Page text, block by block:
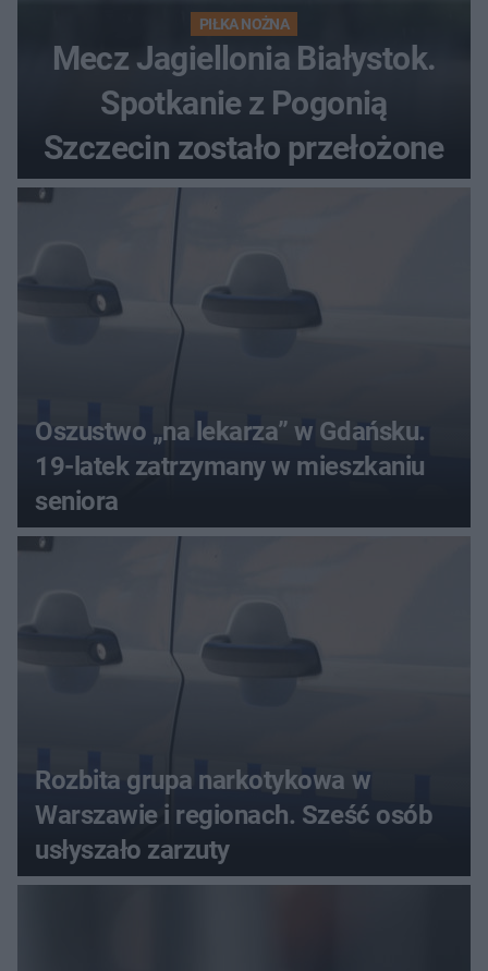
PIŁKA NOŻNA
Mecz Jagiellonia Białystok.
Spotkanie z Pogonią
Szczecin zostało przełożone
Oszustwo „na lekarza” w Gdańsku.
19-latek zatrzymany w mieszkaniu
seniora
Rozbita grupa narkotykowa w
Warszawie i regionach. Sześć osób
usłyszało zarzuty